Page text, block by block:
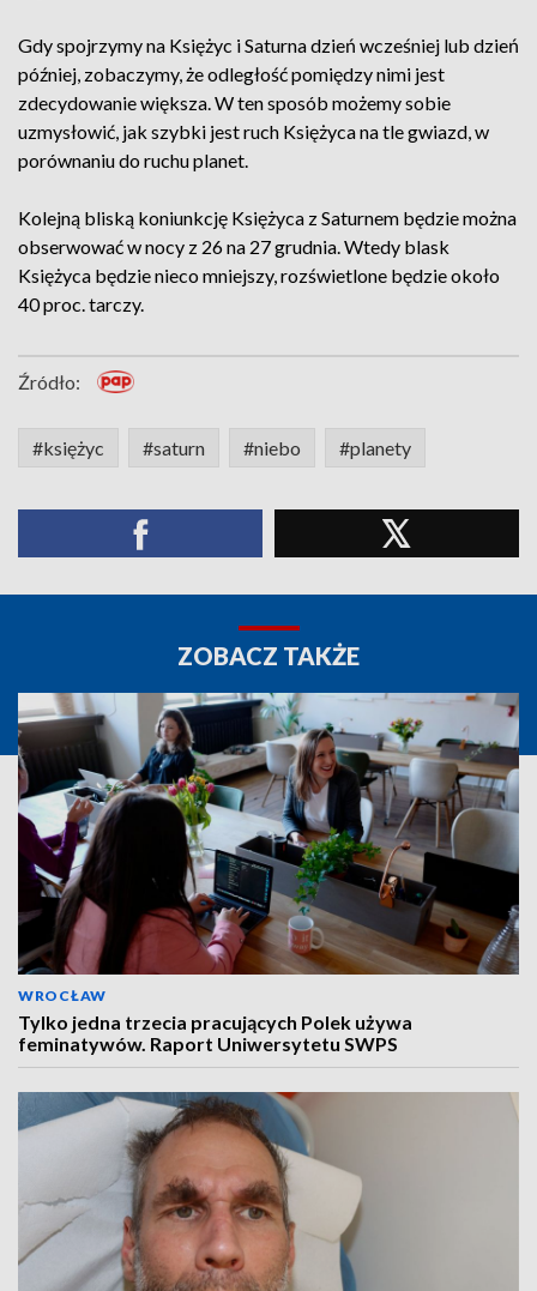
Gdy spojrzymy na Księżyc i Saturna dzień wcześniej lub dzień
później, zobaczymy, że odległość pomiędzy nimi jest
zdecydowanie większa. W ten sposób możemy sobie
uzmysłowić, jak szybki jest ruch Księżyca na tle gwiazd, w
porównaniu do ruchu planet.
Kolejną bliską koniunkcję Księżyca z Saturnem będzie można
obserwować w nocy z 26 na 27 grudnia. Wtedy blask
Księżyca będzie nieco mniejszy, rozświetlone będzie około
40 proc. tarczy.
Źródło:
#księżyc #saturn #niebo #planety
ZOBACZ TAKŻE
WROCŁAW
Tylko jedna trzecia pracujących Polek używa
feminatywów. Raport Uniwersytetu SWPS